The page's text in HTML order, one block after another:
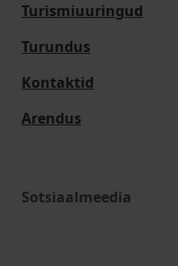
Turismiuuringud
Turundus
Kontaktid
Arendus
Sotsiaalmeedia